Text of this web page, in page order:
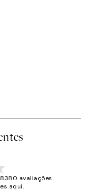
avaliações.
aqui.